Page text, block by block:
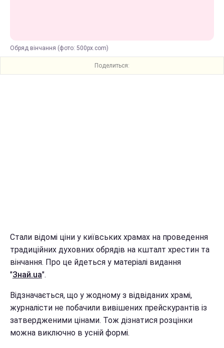
Обряд вінчання (фото: 500px.com)
Поделиться:
Стали відомі ціни у київських храмах на проведення
традиційних духовних обрядів на кшталт хрестин та
вінчання. Про це йдеться у матеріалі видання
"Знай.ua".
Відзначається, що у жодному з відвіданих храмі,
журналісти не побачили вивішених прейскурантів із
затвердженими цінами. Тож дізнатися розцінки
можна виключно в усній формі.